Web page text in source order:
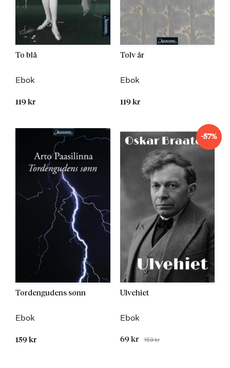
To blå
Ebok
119 kr
Tolv år
Ebok
119 kr
Tordengudens sønn
Ebok
159 kr
-57%
Ulvehiet
Ebok
Tilbudspris
69 kr Før
159 kr